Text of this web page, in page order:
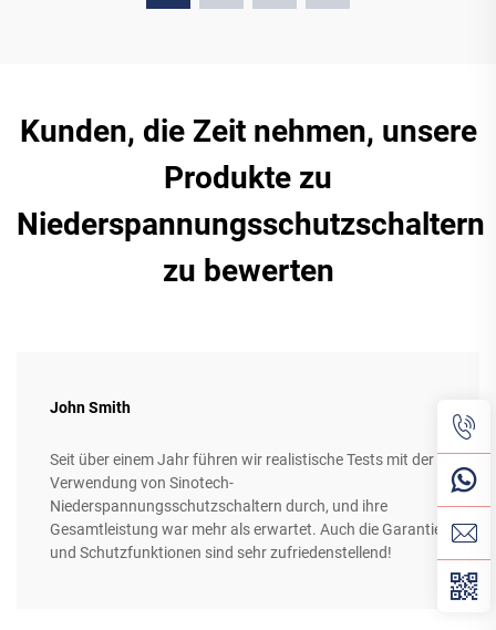
Kunden, die Zeit nehmen, unsere
Produkte zu
Niederspannungsschutzschaltern
zu bewerten
John Smith
Seit über einem Jahr führen wir realistische Tests mit der
Verwendung von Sinotech-
Niederspannungsschutzschaltern durch, und ihre
Gesamtleistung war mehr als erwartet. Auch die Garantie-
und Schutzfunktionen sind sehr zufriedenstellend!